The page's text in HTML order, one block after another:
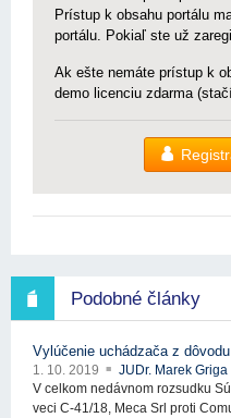
Prístup k obsahu portálu
portálu. Pokiaľ ste už
Ak ešte nemáte prístup k
demo licenciu zdarma
Podobné články
Vylúčenie uchádzača z
1. 10. 2019
JUDr. Marek Griga
V celkom nedávnom rozsudku
veci C-41/18, Meca Srl proti